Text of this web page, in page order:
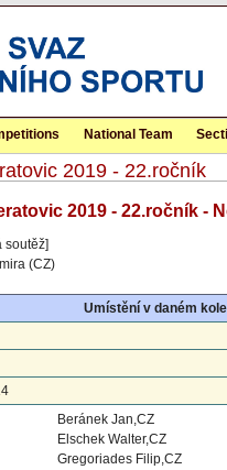
National Team
2019 - 22.ročník
2019 - 22.ročník -
soutěž]
(CZ)
Umístění v daném kole
Beránek Jan,CZ
Elschek Walter,CZ
Gregoriades Filip,CZ